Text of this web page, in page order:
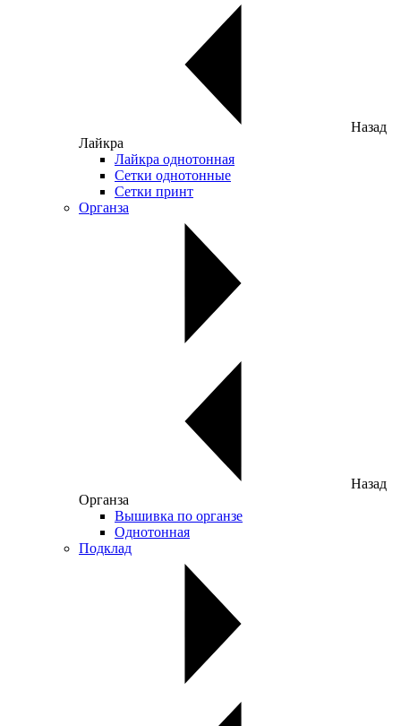
Назад
Лайкра
Лайкра однотонная
Сетки однотонные
Сетки принт
Органза
Назад
Органза
Вышивка по органзе
Однотонная
Подклад